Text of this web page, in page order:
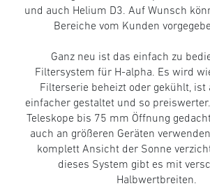
und auch Helium D3. Auf Wunsch
Bereiche vom Kunden
Ganz neu ist das einfach zu
Filtersystem für H-alpha. Es wird
Filterserie beheizt oder gekühlt, ist
einfacher gestaltet und so
Teleskope bis 75 mm Öffnung
auch an größeren Geräten
komplett Ansicht der Sonne
dieses System gibt es mit
Halbwertbreiten.